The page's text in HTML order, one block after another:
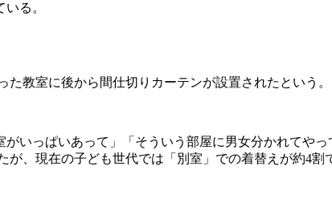
る。
教室に後から間仕切りカーテンが設置されたという。
いっぱいあって」「そういう部屋に男女分かれてや
、現在の子ども世代では「別室」での着替えが約4割